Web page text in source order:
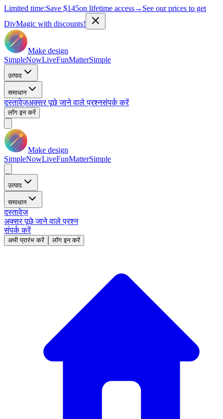
Limited time:Save $145on lifetime access→ See our prices to get
DivMagic with discounts!
Make design
SimpleNowLiveFunMatterSimple
उत्पाद
समाधान
दस्तावेज़अक्सर पूछे जाने वाले प्रश्नसंपर्क करें
लॉग इन करें
Make design
SimpleNowLiveFunMatterSimple
उत्पाद
समाधान
दस्तावेज़
अक्सर पूछे जाने वाले प्रश्न
संपर्क करें
अभी प्रारंभ करें लॉग इन करें